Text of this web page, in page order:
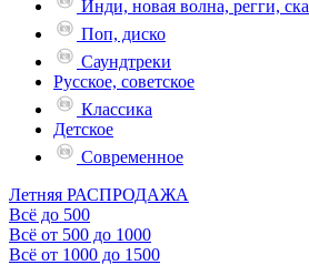
Инди, новая волна, регги, ска
Поп, диско
Саундтреки
Русское, советское
Классика
Детское
Современное
Летняя РАСПРОДАЖА
Всё до 500
Всё от 500 до 1000
Всё от 1000 до 1500